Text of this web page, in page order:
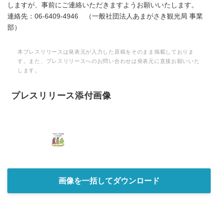
しますが、事前にご連絡いただきますようお願いいたします。
連絡先：06-6409-4946 （一般社団法人あまがさき観光局 事業
部）
本プレスリリースは発表元が入力した原稿をそのまま掲載しておりま
す。また、プレスリリースへのお問い合わせは発表元に直接お願いいた
します。
プレスリリース添付画像
画像を一括してダウンロード